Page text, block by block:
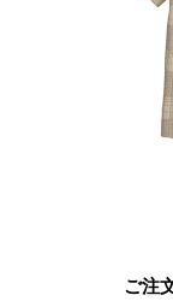
ご注